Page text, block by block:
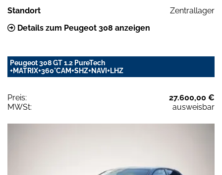
Standort
Zentrallager
Details zum Peugeot 308 anzeigen
Peugeot 308 GT 1.2 PureTech
+MATRIX+360°CAM+SHZ+NAVI+LHZ
Preis:
27.600,00 €
MWSt:
ausweisbar